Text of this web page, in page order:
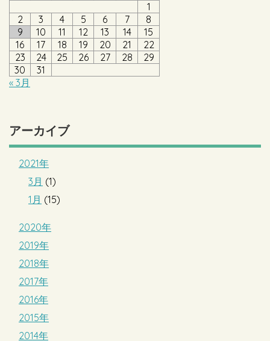
1
2
3 4 5 6 7
8
9
10 11 12 13 14
15
16
17 18 19 20 21
22
23
24 25 26 27 28
29
30
31
« 3月
アーカイブ
2021年
3月 (1)
1月 (15)
2020年
2019年
2018年
2017年
2016年
2015年
2014年